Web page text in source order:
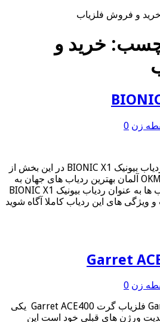
و فروش فلزیاب
خرید و
زن 0
ردیاب بیونیک BIONIC X1 ردیاب بیونیک BIONIC X1 در این بخش از
معرفی محصولات شرکت OKM آلمان بهترین ردیاب های جهان به
معرفی یکی از برترین ردیاب ها به عنوان ردیاب بیونیک BIONIC X1
ویژگی های این ردیاب کاملا آگاه شوید
زن 0
فلزیاب گرت Garret ACE400 فلزیاب گرت Garret ACE400 یکی
ورژن های قبلی خود است این